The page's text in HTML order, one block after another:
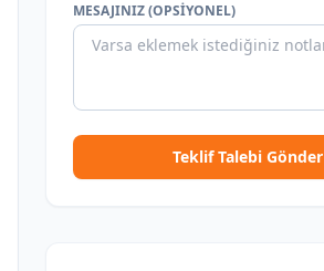
MESAJINIZ (OPSIYONEL)
Teklif Talebi Gönder